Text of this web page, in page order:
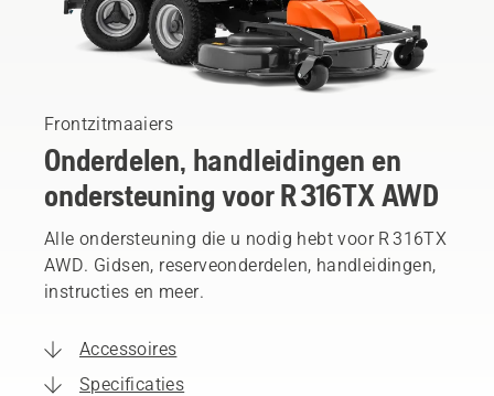
Frontzitmaaiers
Onderdelen, handleidingen en
ondersteuning voor R 316TX AWD
Alle ondersteuning die u nodig hebt voor R 316TX
AWD. Gidsen, reserveonderdelen, handleidingen,
instructies en meer.
Accessoires
Specificaties